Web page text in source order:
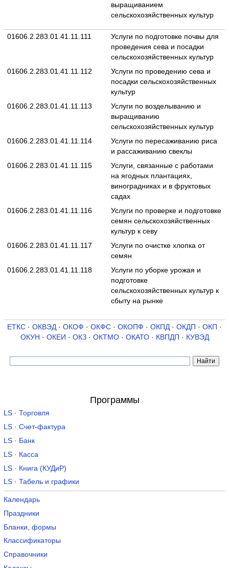
выращиванием
сельскохозяйственных культур
01606.2.283.01.41.11.111
Услуги по подготовке почвы для
проведения сева и посадки
сельскохозяйственных культур
01606.2.283.01.41.11.112
Услуги по проведению сева и
посадки сельскохозяйственных
культур
01606.2.283.01.41.11.113
Услуги по возделыванию и
выращиванию
сельскохозяйственных культур
01606.2.283.01.41.11.114
Услуги по пересаживанию риса
и рассаживанию свеклы
01606.2.283.01.41.11.115
Услуги, связанные с работами
на ягодных плантациях,
виноградниках и в фруктовых
садах
01606.2.283.01.41.11.116
Услуги по проверке и подготовке
семян сельскохозяйственных
культур к севу
01606.2.283.01.41.11.117
Услуги по очистке хлопка от
семян
01606.2.283.01.41.11.118
Услуги по уборке урожая и
подготовке
сельскохозяйственных культур к
сбыту на рынке
ЕТКС · ОКВЭД · ОКОФ · ОКФС · ОКОПФ · ОКПД · ОКДП · ОКП ·
ОКУН · ОКЕИ · ОКЗ· ОКТМО· ОКАТО· КВПДП · КУВЭД
Программы
LS · Торговля
LS · Счет-фактура
LS · Банк
LS · Касса
LS · Книга (КУДиР)
LS · Табель и графики
Календарь
Праздники
Бланки, формы
Классификаторы
Справочники